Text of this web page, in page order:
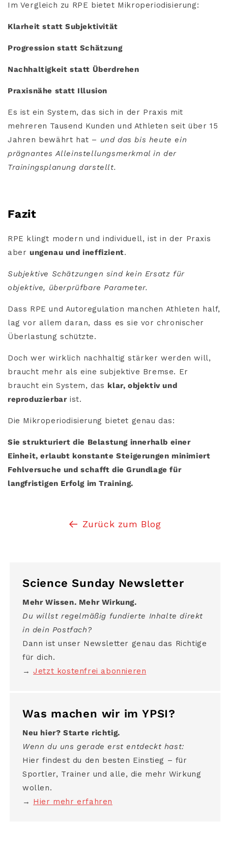
Im Vergleich zu RPE bietet Mikroperiodisierung:
Klarheit statt Subjektivität
Progression statt Schätzung
Nachhaltigkeit statt Überdrehen
Praxisnähe statt Illusion
Es ist ein System, das sich in der Praxis mit
mehreren Tausend Kunden und Athleten seit über 15
Jahren bewährt hat – und das bis heute ein
prägnantes Alleinstellungsmerkmal in der
Trainingsplanung darstellt.
Fazit
RPE klingt modern und individuell, ist in der Praxis
aber ungenau und ineffizient.
Subjektive Schätzungen sind kein Ersatz für
objektive, überprüfbare Parameter.
Dass RPE und Autoregulation manchen Athleten half,
lag vor allem daran, dass es sie vor chronischer
Überlastung schützte.
Doch wer wirklich nachhaltig stärker werden will,
braucht mehr als eine subjektive Bremse. Er
braucht ein System, das klar, objektiv und
reproduzierbarist.
Die Mikroperiodisierung bietet genau das:
Sie strukturiert die Belastung innerhalb einer
Einheit, erlaubt konstante Steigerungen minimiert
Fehlversuche und schafft die Grundlage für
langfristigen Erfolg im Training.
Zurück zum Blog
Science Sunday Newsletter
Mehr Wissen. Mehr Wirkung.
Du willst regelmäßig fundierte Inhalte direkt
in dein Postfach?
Dann ist unser Newsletter genau das Richtige
für dich.
→Jetzt kostenfrei abonnieren
Was machen wir im YPSI?
Neu hier? Starte richtig.
Wenn du uns gerade erst entdeckt hast:
Hier findest du den besten Einstieg – für
Sportler, Trainer und alle, die mehr Wirkung
wollen.
→ Hier mehr erfahren